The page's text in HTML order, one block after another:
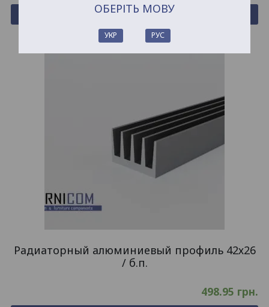
Купить
Радиаторный алюминиевый профиль 42х26
/ б.п.
498.95 грн.
ОБЕРІТЬ МОВУ
УКР РУС